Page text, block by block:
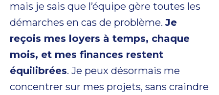
mais je sais que l’équipe gère toutes les
démarches en cas de problème.Je
reçois mes loyers à temps, chaque
mois, et mes finances restent
équilibrées. Je peux désormais me
concentrer sur mes projets, sans craindre